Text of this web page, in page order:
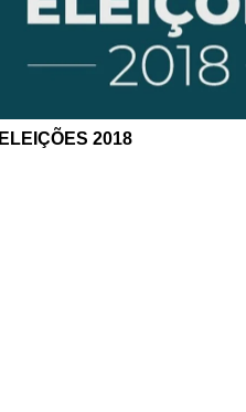
ELEIÇÕES 2018